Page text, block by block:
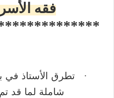
فقه
·
تطرق الأستاذ في
شاملة لما قد